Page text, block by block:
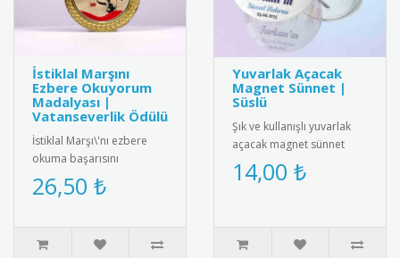
İstiklal Marşını
Ezbere Okuyorum
Madalyası |
Vatanseverlik Ödülü
İstiklal Marşı\'nı ezbere
okuma başarısını
ödüllendiren özel tasarım
madalya. Milli
26,50 ₺
Yuvarlak Açacak
Magnet Sünnet |
Süslü
Şık ve kullanışlı yuvarlak
açacak magnet sünnet
hediyesi. Yüksek kaliteli
mıknatıs ve paslanmaz
14,00 ₺